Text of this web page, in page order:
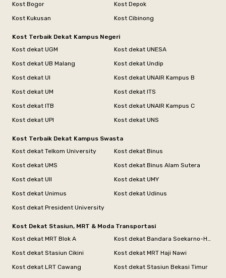
Kost Bogor
Kost Depok
Kost Kukusan
Kost Cibinong
Kost Terbaik Dekat Kampus Negeri
Kost dekat UGM
Kost dekat UNESA
Kost dekat UB Malang
Kost dekat Undip
Kost dekat UI
Kost dekat UNAIR Kampus B
Kost dekat UM
Kost dekat ITS
Kost dekat ITB
Kost dekat UNAIR Kampus C
Kost dekat UPI
Kost dekat UNS
Kost Terbaik Dekat Kampus Swasta
Kost dekat Telkom University
Kost dekat Binus
Kost dekat UMS
Kost dekat Binus Alam Sutera
Kost dekat UII
Kost dekat UMY
Kost dekat Unimus
Kost dekat Udinus
Kost dekat President University
Kost Dekat Stasiun, MRT & Moda Transportasi
Kost dekat MRT Blok A
Kost dekat Bandara Soekarno-Hatta
Kost dekat Stasiun Cikini
Kost dekat MRT Haji Nawi
Kost dekat LRT Cawang
Kost dekat Stasiun Bekasi Timur